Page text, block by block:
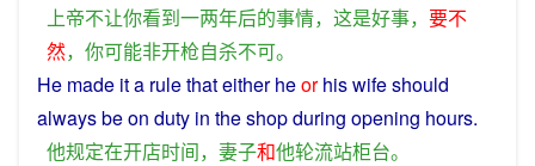
上帝不让你看到一两年后的事情， 这是好事， 要不
然， 你可能非开枪自杀不可。
He made it a rulethateitherheorhiswifeshould
always be on duty in theshopduring opening hours.
他规定在开店时间， 妻子和他轮流站柜台。